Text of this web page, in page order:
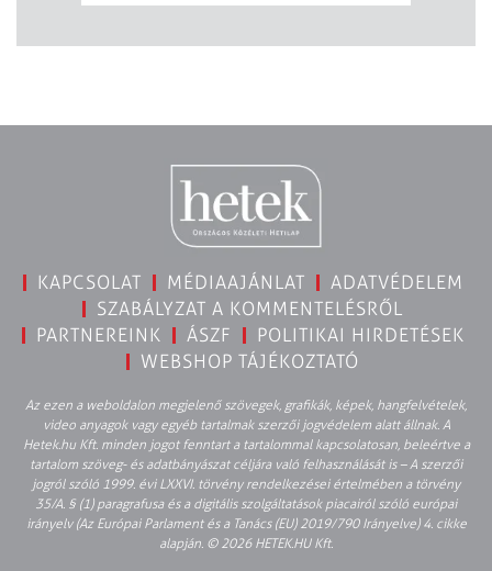
KAPCSOLAT MÉDIAAJÁNLAT
ADATVÉDELEM
SZABÁLYZAT A KOMMENTELÉSRŐL
PARTNEREINK
ÁSZF
POLITIKAI HIRDETÉSEK
WEBSHOP TÁJÉKOZTATÓ
Az ezen a weboldalon megjelenő szövegek, grafikák, képek, hangfelvételek,
video anyagok vagy egyéb tartalmak szerzői jogvédelem alatt állnak. A
Hetek.hu Kft. minden jogot fenntart a tartalommal kapcsolatosan, beleértve a
tartalom szöveg- és adatbányászat céljára való felhasználását is – A szerzői
jogról szóló 1999. évi LXXVI. törvény rendelkezései értelmében a törvény
35/A. § (1) paragrafusa és a digitális szolgáltatások piacairól szóló európai
irányelv (Az Európai Parlament és a Tanács (EU) 2019/790 Irányelve) 4. cikke
alapján. © 2026 HETEK.HU Kft.